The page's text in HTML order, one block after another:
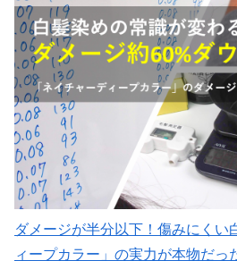
ダメージが半分以下！傷みにくい
ィープカラー」の実力が本物だっ